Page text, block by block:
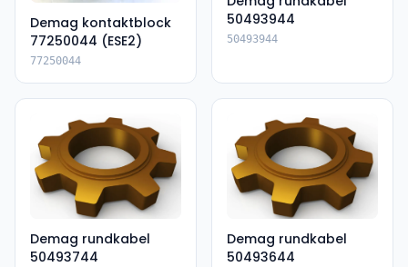
Demag kontaktblock
77250044 (ESE2)
77250044
50493944
50493944
Demag rundkabel
50493744
Demag rundkabel
50493644